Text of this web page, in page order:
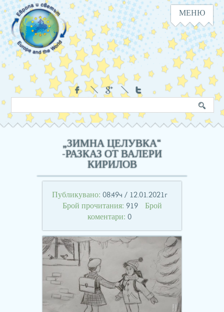
Навигация
МЕНЮ
Социални
в
сайта
дума
„ЗИМНА ЦЕЛУВКА“
-РАЗКАЗ ОТ ВАЛЕРИ
КИРИЛОВ
Публикувано: 08:49ч / 12.01.2021г
Брой прочитания: 919
Брой
коментари: 0